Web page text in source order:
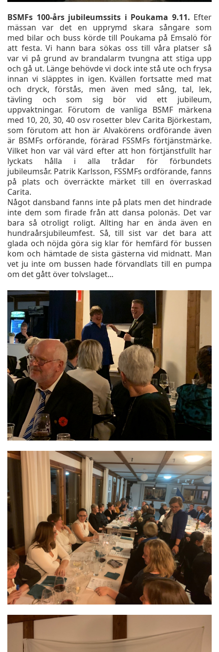
BSMFs 100-års jubileumssits i Poukama 9.11. Efter
mässan var det en upprymd skara sångare som
med bilar och buss körde till Poukama på Emsalö för
att festa. Vi hann bara sökas oss till våra platser så
var vi på grund av brandalarm tvungna att stiga upp
och gå ut. Länge behövde vi dock inte stå ute och frysa
innan vi släpptes in igen. Kvällen fortsatte med mat
och dryck, förstås, men även med sång, tal, lek,
tävling och som sig bör vid ett jubileum,
uppvaktningar. Förutom de vanliga BSMF märkena
med 10, 20, 30, 40 osv rosetter blev Carita Björkestam,
som förutom att hon är Alvakörens ordförande även
är BSMFs orförande, förärad FSSMFs förtjänstmärke.
Vilket hon var väl värd efter att hon förtjänstfullt har
lyckats hålla i alla trådar för förbundets
jubileumsår. Patrik Karlsson, FSSMFs ordförande, fanns
på plats och överräckte märket till en överraskad
Carita.
Något dansband fanns inte på plats men det hindrade
inte dem som firade från att dansa polonäs. Det var
bara så otroligt roligt. Allting har en ända även en
hundraårsjubileumfest. Så, till sist var det bara att
glada och nöjda göra sig klar för hemfärd för bussen
kom och hämtade de sista gästerna vid midnatt. Man
vet ju inte om bussen hade förvandlats till en pumpa
om det gått över tolvslaget...